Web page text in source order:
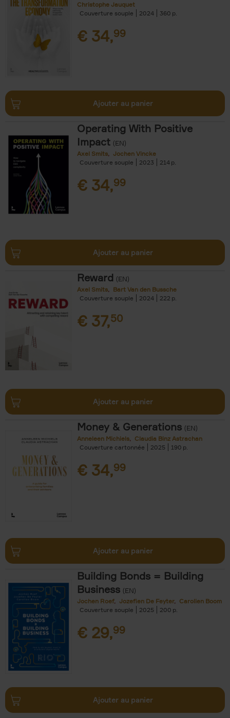
Christophe Jauquet
Couverture souple
2024 360
€ 34,99
Ajouter au panier
Operating With Positive
Impact (EN)
Axel Smits
Jochen Vincke
Couverture souple
2023 214
€ 34,99
Ajouter au panier
Reward (EN)
Axel Smits
Bart Van den Bussche
Couverture souple
2024 222
€ 37,50
Ajouter au panier
Money & Generations (EN)
Anneleen Michiels
Claudia Binz Astrachan
Couverture cartonnée
2025 190
€ 34,99
Ajouter au panier
Building Bonds = Building
Business (EN)
Jochen Roef Jozefien De Feyter
Carolien Boom
Couverture souple
2025 200
€ 29,99
Ajouter au panier